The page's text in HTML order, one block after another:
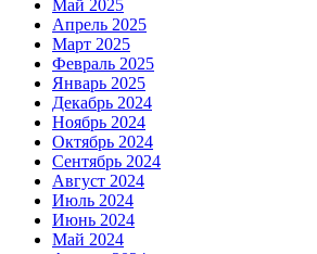
Май 2025
Апрель 2025
Март 2025
Февраль 2025
Январь 2025
Декабрь 2024
Ноябрь 2024
Октябрь 2024
Сентябрь 2024
Август 2024
Июль 2024
Июнь 2024
Май 2024